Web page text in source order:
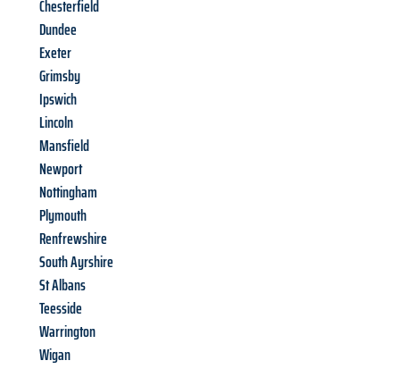
Chesterfield
Dundee
Exeter
Grimsby
Ipswich
Lincoln
Mansfield
Newport
Nottingham
Plymouth
Renfrewshire
South Ayrshire
St Albans
Teesside
Warrington
Wigan